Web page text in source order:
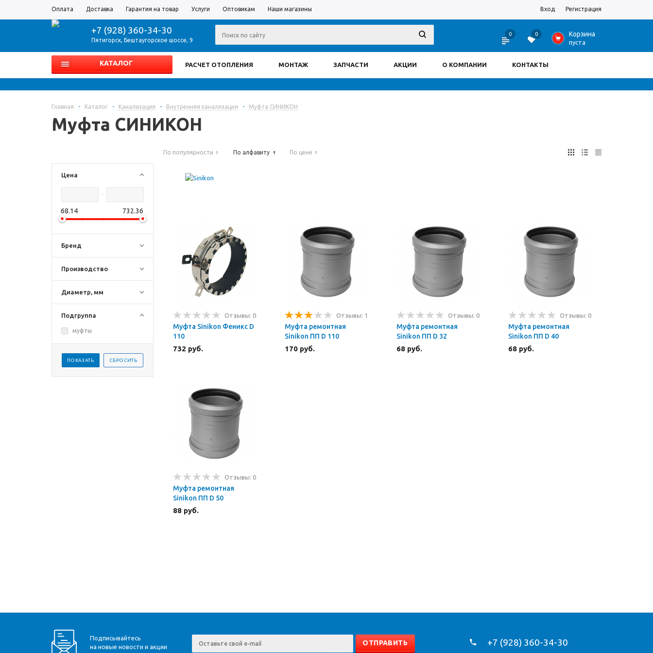
Оплата Доставка Гарантия на товар Услуги Оптовикам Наши магазины Вход Регистрация
+7 (928) 360-34-30
Пятигорск, Бештаугорское шоссе, 9
0 0 0 Корзина
пуста
КАТАЛОГ РАСЧЕТ ОТОПЛЕНИЯ МОНТАЖ ЗАПЧАСТИ АКЦИИ О КОМПАНИИ КОНТАКТЫ
Главная - Каталог - Канализация - Внутренняя канализация - Муфта СИНИКОН
Муфта СИНИКОН
Цена
68.14 732.36
Бренд
Производство
Диаметр, мм
Подгруппа
муфты
По популярности По алфавиту По цене
Отзывы: 0
Муфта Sinikon Феникс D
110
732 руб.
Отзывы: 1
Муфта ремонтная
Sinikon ПП D 110
170 руб.
Отзывы: 0
Муфта ремонтная
Sinikon ПП D 32
68 руб.
Отзывы: 0
Муфта ремонтная
Sinikon ПП D 40
68 руб.
Отзывы: 0
Муфта ремонтная
Sinikon ПП D 50
88 руб.
Подписывайтесь
на новые новости и акции
+7 (928) 360-34-30